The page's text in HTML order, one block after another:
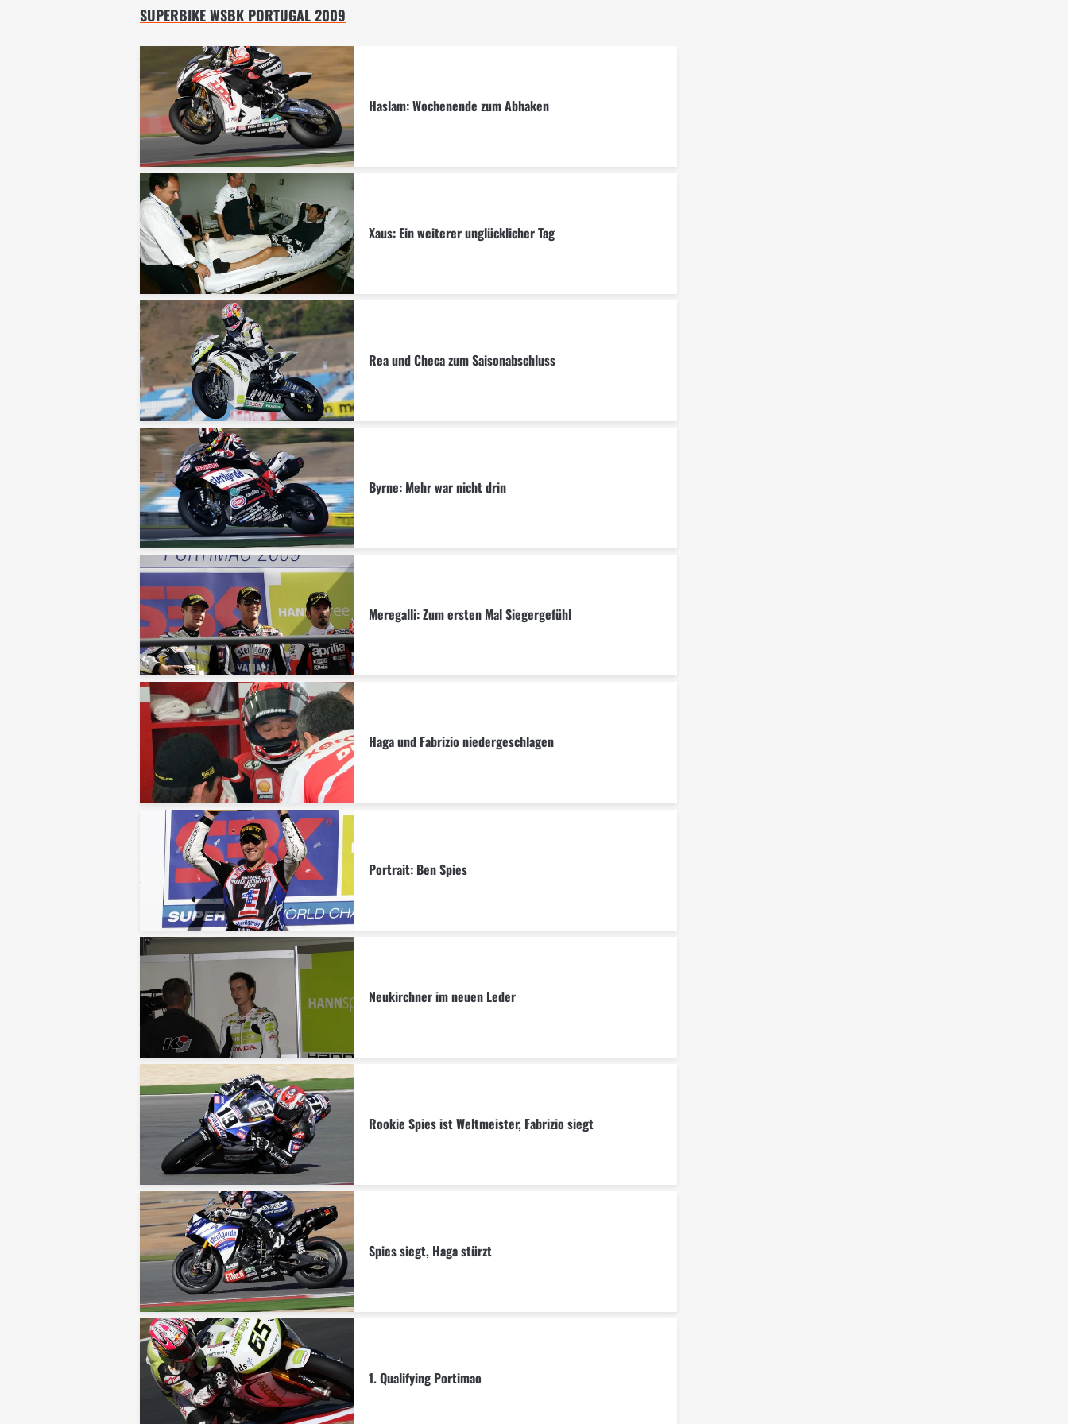
SUPERBIKE WSBK PORTUGAL 2009
Haslam: Wochenende zum Abhaken
Xaus: Ein weiterer unglücklicher Tag
Rea und Checa zum Saisonabschluss
Byrne: Mehr war nicht drin
Meregalli: Zum ersten Mal Siegergefühl
Haga und Fabrizio niedergeschlagen
Portrait: Ben Spies
Neukirchner im neuen Leder
Rookie Spies ist Weltmeister, Fabrizio siegt
Spies siegt, Haga stürzt
1. Qualifying Portimao